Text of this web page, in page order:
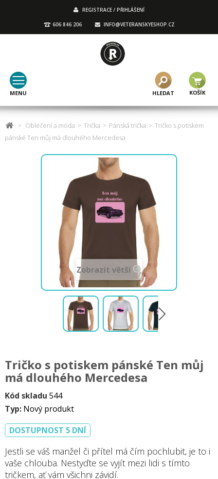
REGISTRACE / PŘIHLÁŠENÍ
606 846 206 INFO@VETERANSKYESHOP.CZ
MENU KOŠÍK
HLEDAT
> Oblečení a móda > Trička > Pánská trička > Tričko s potiskem
pánské Ten můj má dlouhého Mercedesa
Zobrazit větší
Tričko s potiskem pánské Ten můj
má dlouhého Mercedesa
Kód skladu 544
Typ: Nový produkt
DOSTUPNOST 5 DNÍ
Jestli se váš manžel či přítel má čím pochlubit, je to i
vaše chlouba. Nestyďte se vyjít mezi lidi s tímto
tričkem, ať vám všichni závidí.